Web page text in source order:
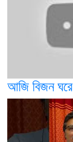
আজি বিজন ঘরে